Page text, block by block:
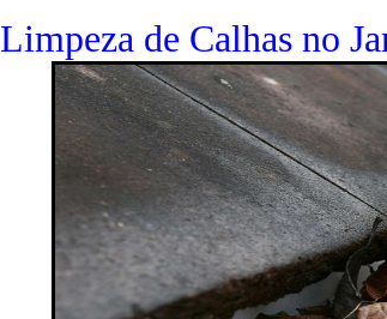
Limpeza de Calhas no